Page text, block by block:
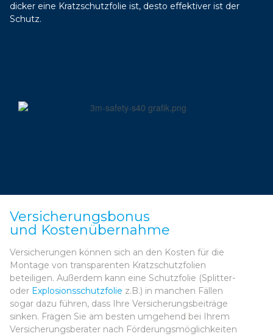
dicker eine Kratzschutzfolie ist, desto effektiver ist der
Schutz.
Versicherungsbonus
und Kostenübernahme
Versicherungen können sich an den Kosten für die
Montage von transparenten Kratzschutzfolien
beteiligen. Außerdem kann eine Schutzfolie (Splitter-
oder Explosionsschutzfolie z.B.) in manchen Fällen
sogar dazu führen, dass Ihre Versicherungsbeiträge
sinken. Fragen Sie am besten umgehend bei Ihrem
Versicherungsberater nach Förderungsmöglichkeiten